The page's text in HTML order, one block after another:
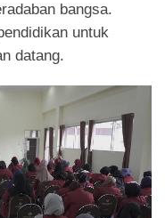
bangsa.
untuk
datang.